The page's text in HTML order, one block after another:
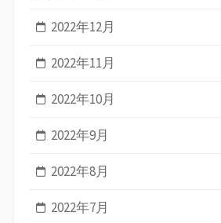
2022年12月
2022年11月
2022年10月
2022年9月
2022年8月
2022年7月